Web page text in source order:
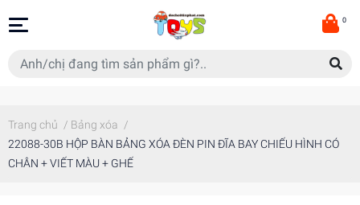
0
Trang chủ / Bảng xóa /
22088-30B HỘP BÀN BẢNG XÓA ĐÈN PIN ĐĨA BAY CHIẾU HÌNH CÓ
CHÂN + VIẾT MÀU + GHẾ